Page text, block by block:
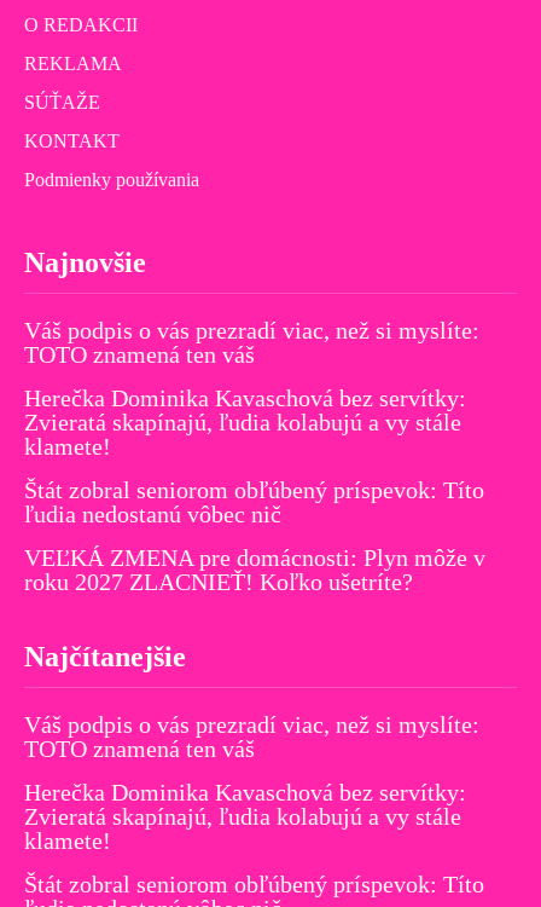
O REDAKCII
REKLAMA
SÚŤAŽE
KONTAKT
Podmienky používania
Najnovšie
Váš podpis o vás prezradí viac, než si myslíte:
TOTO znamená ten váš
Herečka Dominika Kavaschová bez servítky:
Zvieratá skapínajú, ľudia kolabujú a vy stále
klamete!
Štát zobral seniorom obľúbený príspevok: Títo
ľudia nedostanú vôbec nič
VEĽKÁ ZMENA pre domácnosti: Plyn môže v
roku 2027 ZLACNIEŤ! Koľko ušetríte?
Najčítanejšie
Váš podpis o vás prezradí viac, než si myslíte:
TOTO znamená ten váš
Herečka Dominika Kavaschová bez servítky:
Zvieratá skapínajú, ľudia kolabujú a vy stále
klamete!
Štát zobral seniorom obľúbený príspevok: Títo